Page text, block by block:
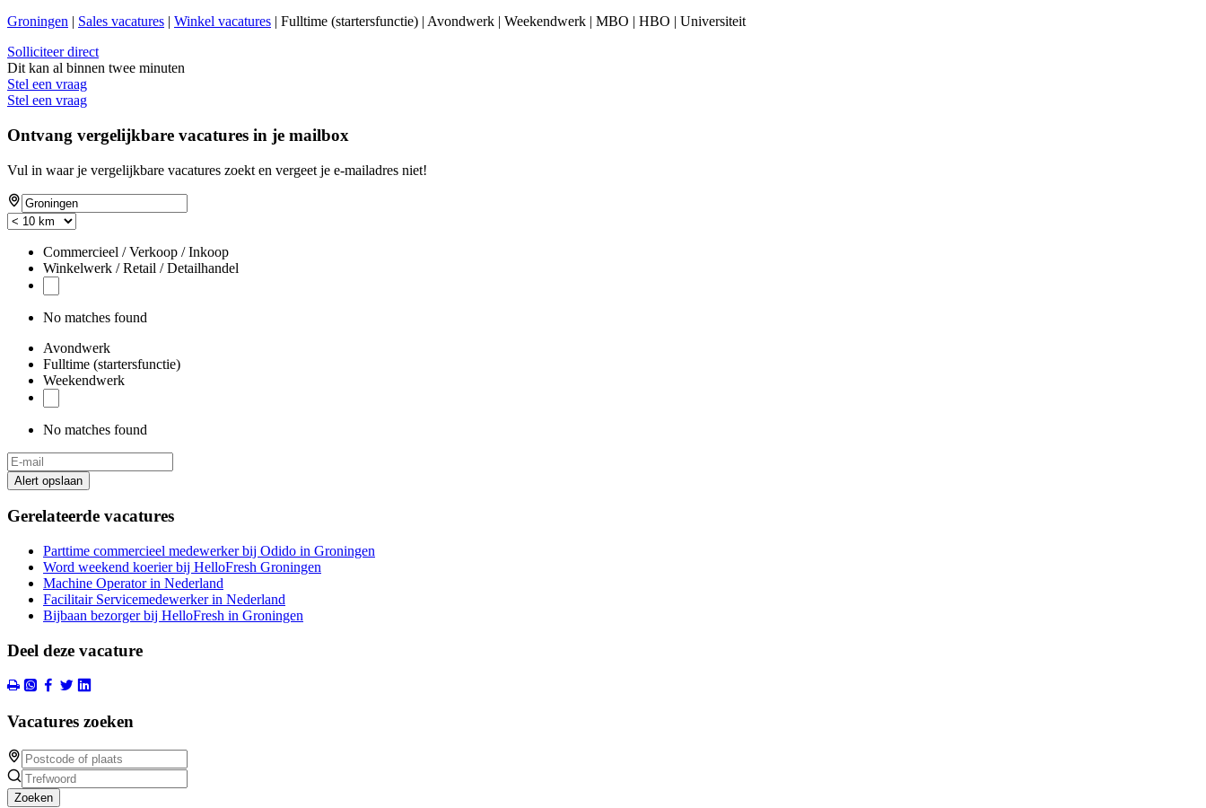
Groningen | Sales vacatures | Winkel vacatures | Fulltime (startersfunctie) | Avondwerk | Weekendwerk | MBO | HBO | Universiteit
Solliciteer direct
Dit kan al binnen twee minuten
Stel een vraag
Stel een vraag
Ontvang vergelijkbare vacatures in je mailbox
Vul in waar je vergelijkbare vacatures zoekt en vergeet je e-mailadres niet!
Commercieel / Verkoop / Inkoop
Winkelwerk / Retail / Detailhandel
No matches found
Avondwerk
Fulltime (startersfunctie)
Weekendwerk
No matches found
Alert opslaan
Gerelateerde vacatures
Parttime commercieel medewerker bij Odido in Groningen
Word weekend koerier bij HelloFresh Groningen
Machine Operator in Nederland
Facilitair Servicemedewerker in Nederland
Bijbaan bezorger bij HelloFresh in Groningen
Deel deze vacature
Vacatures zoeken
Zoeken